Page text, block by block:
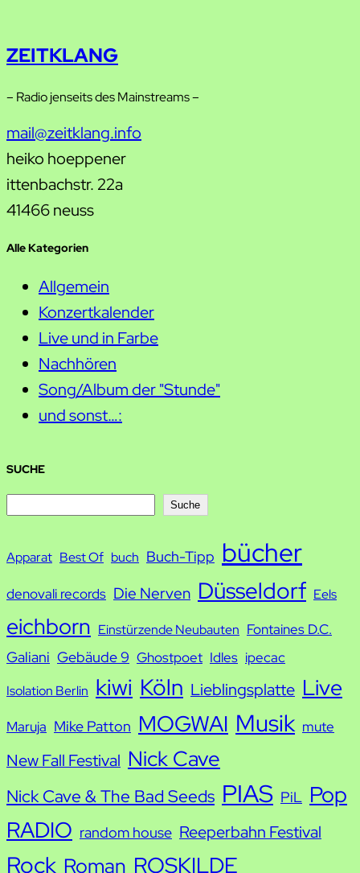
ZEITKLANG
– Radio jenseits des Mainstreams –
mail@zeitklang.info
heiko hoeppener
ittenbachstr. 22a
41466 neuss
Alle Kategorien
Allgemein
Konzertkalender
Live und in Farbe
Nachhören
Song/Album der "Stunde"
und sonst…:
SUCHE
c
h
Suche
Apparat Best Of buch Buch-Tipp bücher
denovali records Die Nerven Düsseldorf Eels
eichborn Einstürzende Neubauten Fontaines D.C.
Galiani Gebäude 9 Ghostpoet Idles ipecac
Isolation Berlin kiwi Köln Lieblingsplatte Live
Maruja Mike Patton MOGWAI Musik mute
New Fall Festival Nick Cave
Nick Cave & The Bad Seeds PIAS PiL Pop
RADIO random house Reeperbahn Festival
Rock Roman ROSKILDE